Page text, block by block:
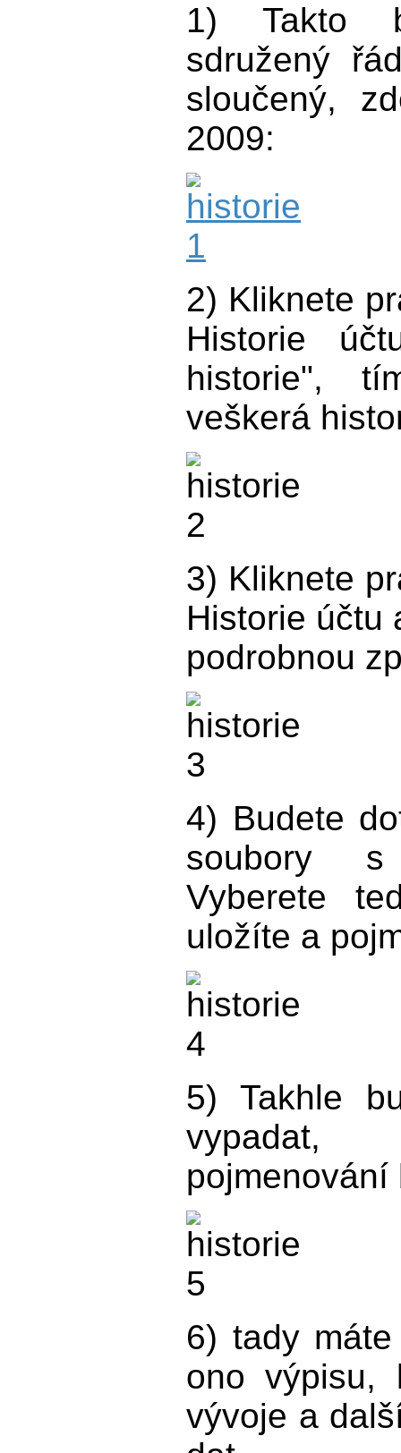
1) Takto
sdružený
sloučený,
2009:
2) Kliknete
Historie
historie",
veškerá
3) Kliknete
Historie účtu
podrobnou
4) Budete
soubory s
Vyberete
uložíte a
5) Takhle
pojmenování
6) tady
ono
vývoje a